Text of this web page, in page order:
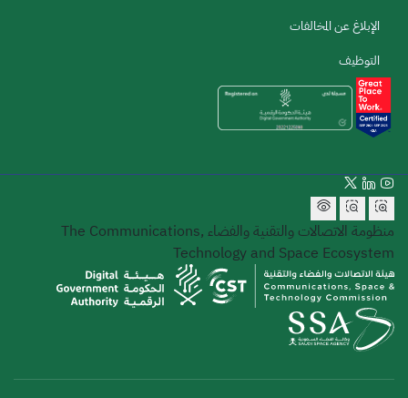
الإبلاغ عن المخالفات
التوظيف
منظومة الاتصالات والتقنية والفضاء The Communications,
Technology and Space Ecosystem